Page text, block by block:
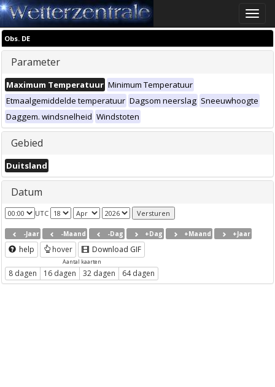
Toggle
Obs. DE
Parameter
Maximum Temperatuur Minimum Temperatuur
Etmaalgemiddelde temperatuur Dagsom neerslag Sneeuwhoogte
Daggem. windsnelheid Windstoten
Gebied
Duitsland
Datum
UTC
-Jaar -Maand -Dag +Dag +Maand +Jaar
help hover Download GIF
Aantal kaarten
8 dagen 16 dagen 32 dagen 64 dagen